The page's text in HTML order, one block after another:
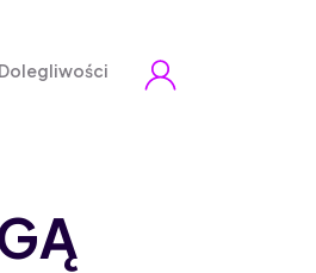
Dolegliwości